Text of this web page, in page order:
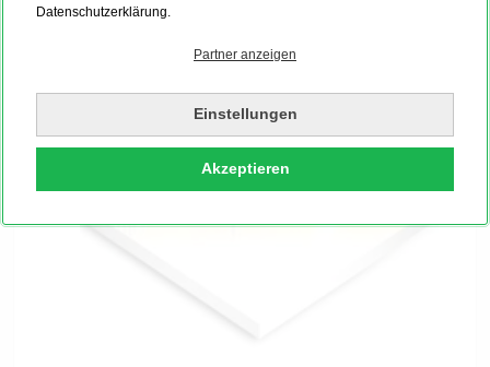
Datenschutzerklärung.
Partner anzeigen
Einstellungen
Akzeptieren